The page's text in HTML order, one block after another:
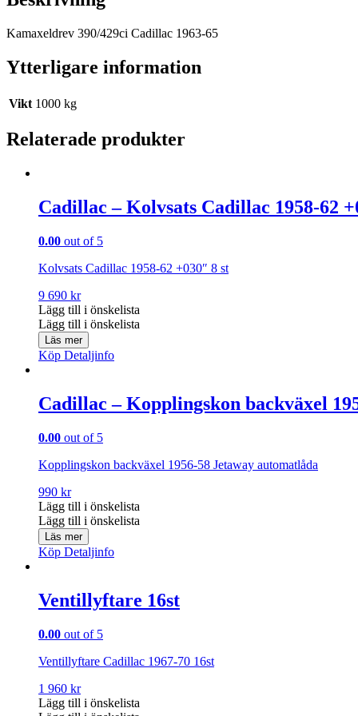
Kamaxeldrev 390/429ci Cadillac 1963-65
Ytterligare information
Vikt 1000 kg
Relaterade produkter
Cadillac – Kolvsats Cadillac 1958-62
0.00 out of 5
Kolvsats Cadillac 1958-62 +030″ 8 st
9 690 kr
Lägg till i önskelista
Lägg till i önskelista
Läs mer
Köp Detaljinfo
Cadillac – Kopplingskon backväxel
0.00 out of 5
Kopplingskon backväxel 1956-58 Jetaway automatlåda
990 kr
Lägg till i önskelista
Lägg till i önskelista
Läs mer
Köp Detaljinfo
Ventillyftare 16st
0.00 out of 5
Ventillyftare Cadillac 1967-70 16st
1 960 kr
Lägg till i önskelista